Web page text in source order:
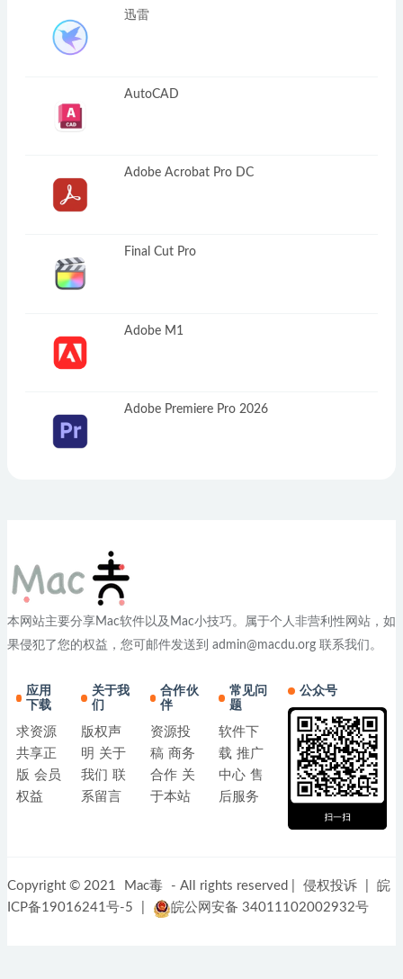
迅雷
AutoCAD
Adobe Acrobat Pro DC
Final Cut Pro
Adobe M1
Adobe Premiere Pro 2026
本网站主要分享Mac软件以及Mac小技巧。属于个人非营利性网站，如
果侵犯了您的权益，您可邮件发送到 admin@macdu.org 联系我们。
应用
下载
求资源
共享正
版 会员
权益
关于我
们
版权声
明 关于
我们 联
系留言
合作伙
伴
资源投
稿 商务
合作 关
于本站
常见问
题
软件下
载 推广
中心 售
后服务
公众号
Copyright © 2021 Mac毒 - All rights reserved | 侵权投诉
皖
ICP备19016241号-5
皖公网安备 34011102002932号